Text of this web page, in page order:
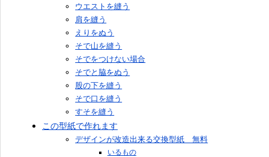
ウエストを縫う
肩を縫う
えりをぬう
そで山を縫う
そでをつけない場合
そでと脇をぬう
股の下を縫う
そで口を縫う
すそを縫う
この型紙で作れます
デザインが改造出来る交換型紙 無料
いるもの